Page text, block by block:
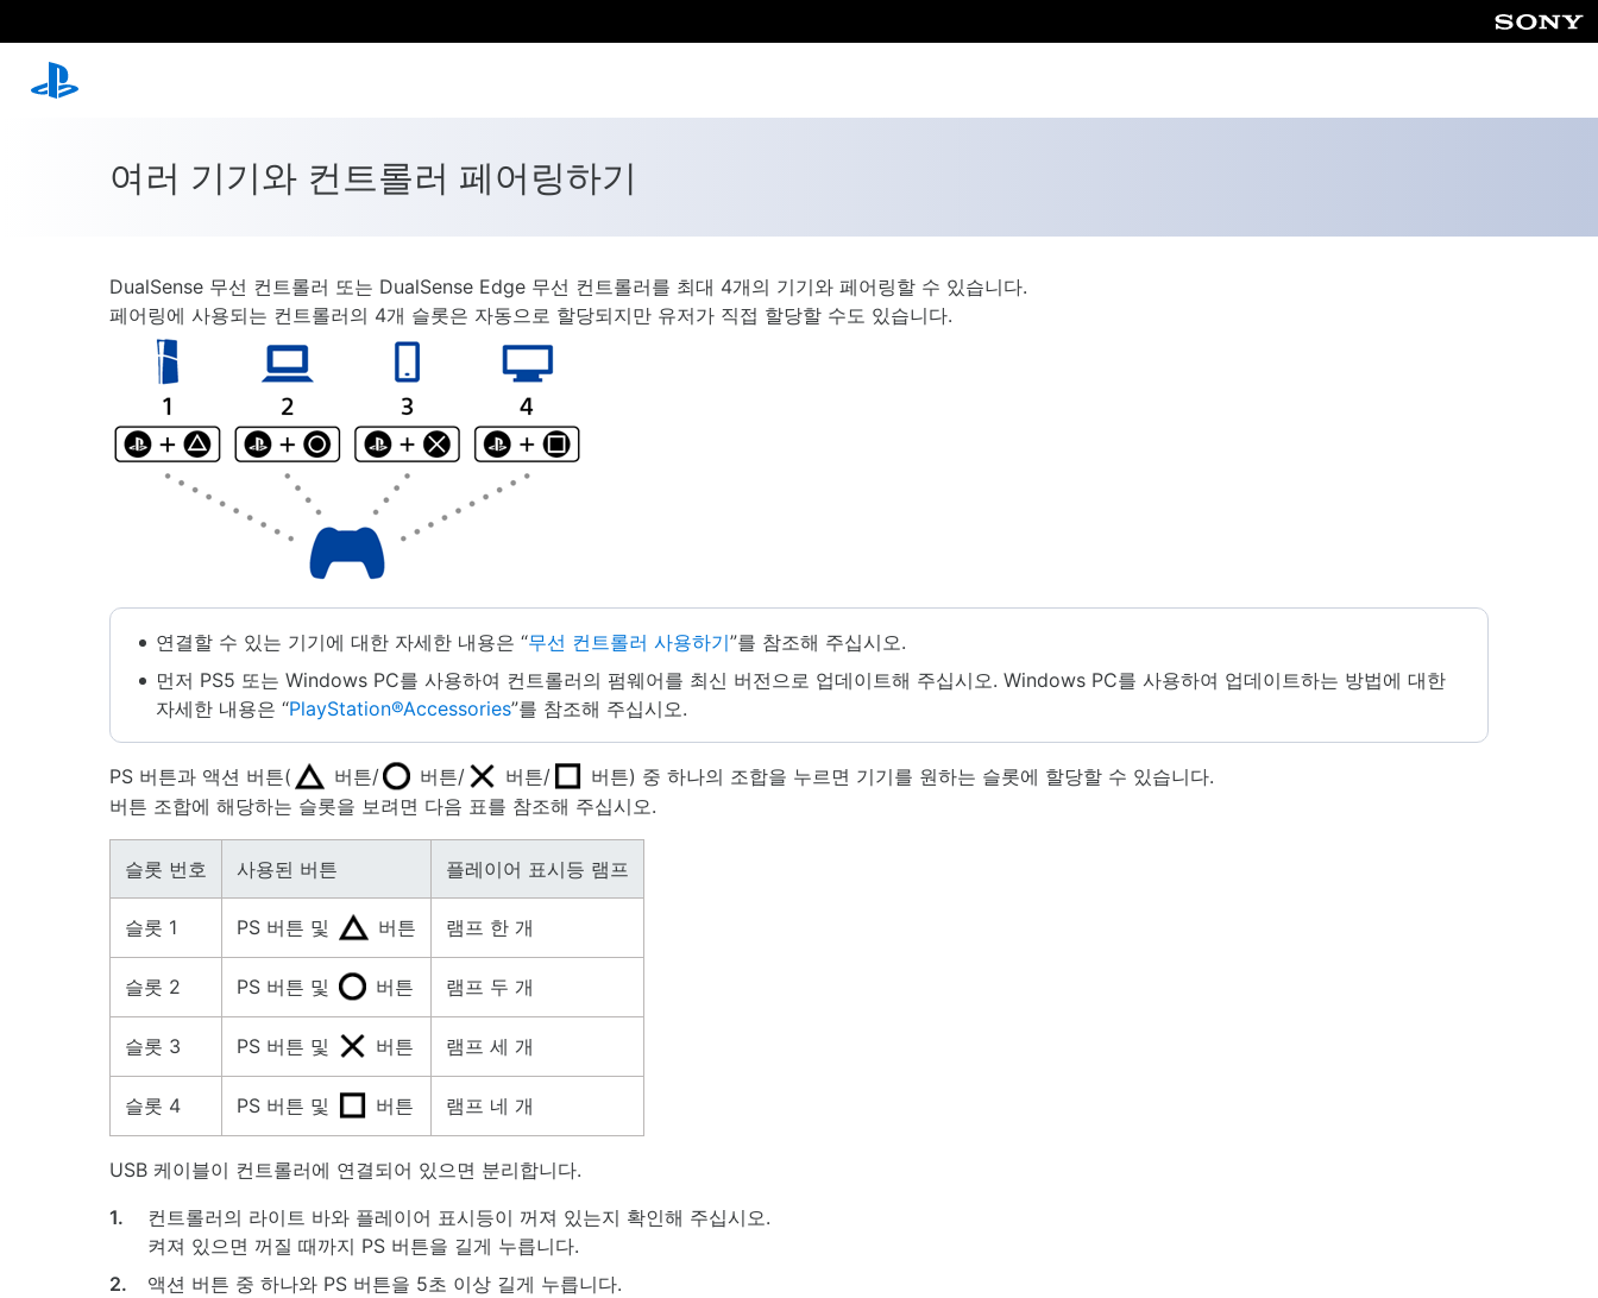
여러 기기와 컨트롤러 페어링하기
DualSense 무선 컨트롤러 또는 DualSense Edge 무선 컨트롤러를 최대 4개의 기기와 페어링할 수 있습니다.
페어링에 사용되는 컨트롤러의 4개 슬롯은 자동으로 할당되지만 유저가 직접 할당할 수도 있습니다.
연결할 수 있는 기기에 대한 자세한 내용은 “무선 컨트롤러 사용하기”를 참조해 주십시오.
먼저 PS5 또는 Windows PC를 사용하여 컨트롤러의 펌웨어를 최신 버전으로 업데이트해 주십시오. Windows PC를 사용하여 업데이트하는 방법에 대한
자세한 내용은 “PlayStation®Accessories”를 참조해 주십시오.
PS 버튼과 액션 버튼( 버튼/ 버튼/ 버튼/
버튼) 중 하나의 조합을 누르면 기기를 원하는 슬롯에 할당할 수 있습니다.
버튼 조합에 해당하는 슬롯을 보려면 다음 표를 참조해 주십시오.
슬롯 번호 사용된 버튼 플레이어 표시등 램프
슬롯 1 PS 버튼 및 버튼 램프 한 개
슬롯 2 PS 버튼 및 버튼 램프 두 개
슬롯 3 PS 버튼 및 버튼 램프 세 개
슬롯 4 PS 버튼 및 버튼 램프 네 개
USB 케이블이 컨트롤러에 연결되어 있으면 분리합니다.
1.
컨트롤러의 라이트 바와 플레이어 표시등이 꺼져 있는지 확인해 주십시오.
켜져 있으면 꺼질 때까지 PS 버튼을 길게 누릅니다.
2.
액션 버튼 중 하나와 PS 버튼을 5초 이상 길게 누릅니다.